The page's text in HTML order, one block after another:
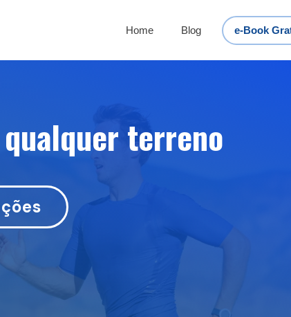
Home Blog e-Book
terreno